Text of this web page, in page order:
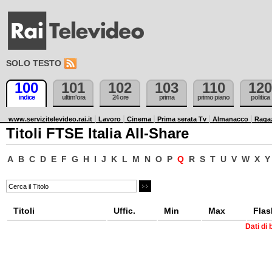
SOLO TESTO
100
indice
101
ultim'ora
102
24 ore
103
prima
110
primo piano
120
politica
www.servizitelevideo.rai.it Lavoro Cinema Prima serata Tv Almanacco
Titoli FTSE Italia All-Share
A B C D E F G H I J K L M N O P Q R S T U V W X Y
Titoli Uffic. Min Max
Dati di